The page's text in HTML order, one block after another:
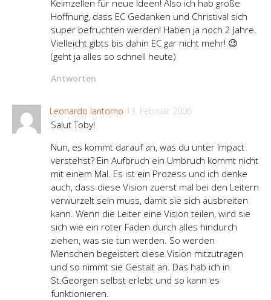
Keimzellen für neue Ideen! Also ich hab große
Hoffnung, dass EC Gedanken und Christival sich
super befruchten werden! Haben ja noch 2 Jahre.
Vielleicht gibts bis dahin EC gar nicht mehr! 😉
(geht ja alles so schnell heute)
Antworten
Leonardo Iantorno 13. Februar 2006
Salut Toby!
Nun, es kommt darauf an, was du unter Impact
verstehst? Ein Aufbruch ein Umbruch kommt nicht
mit einem Mal. Es ist ein Prozess und ich denke
auch, dass diese Vision zuerst mal bei den Leitern
verwurzelt sein muss, damit sie sich ausbreiten
kann. Wenn die Leiter eine Vision teilen, wird sie
sich wie ein roter Faden durch alles hindurch
ziehen, was sie tun werden. So werden
Menschen begeistert diese Vision mitzutragen
und so nimmt sie Gestalt an. Das hab ich in
St.Georgen selbst erlebt und so kann es
funktionieren.